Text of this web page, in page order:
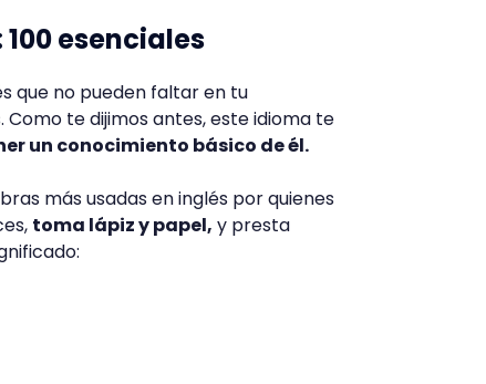
esenciales
que no pueden faltar en tu
te dijimos antes, este idioma te
un conocimiento básico de él.
más usadas en inglés por quienes
toma lápiz y papel, y presta